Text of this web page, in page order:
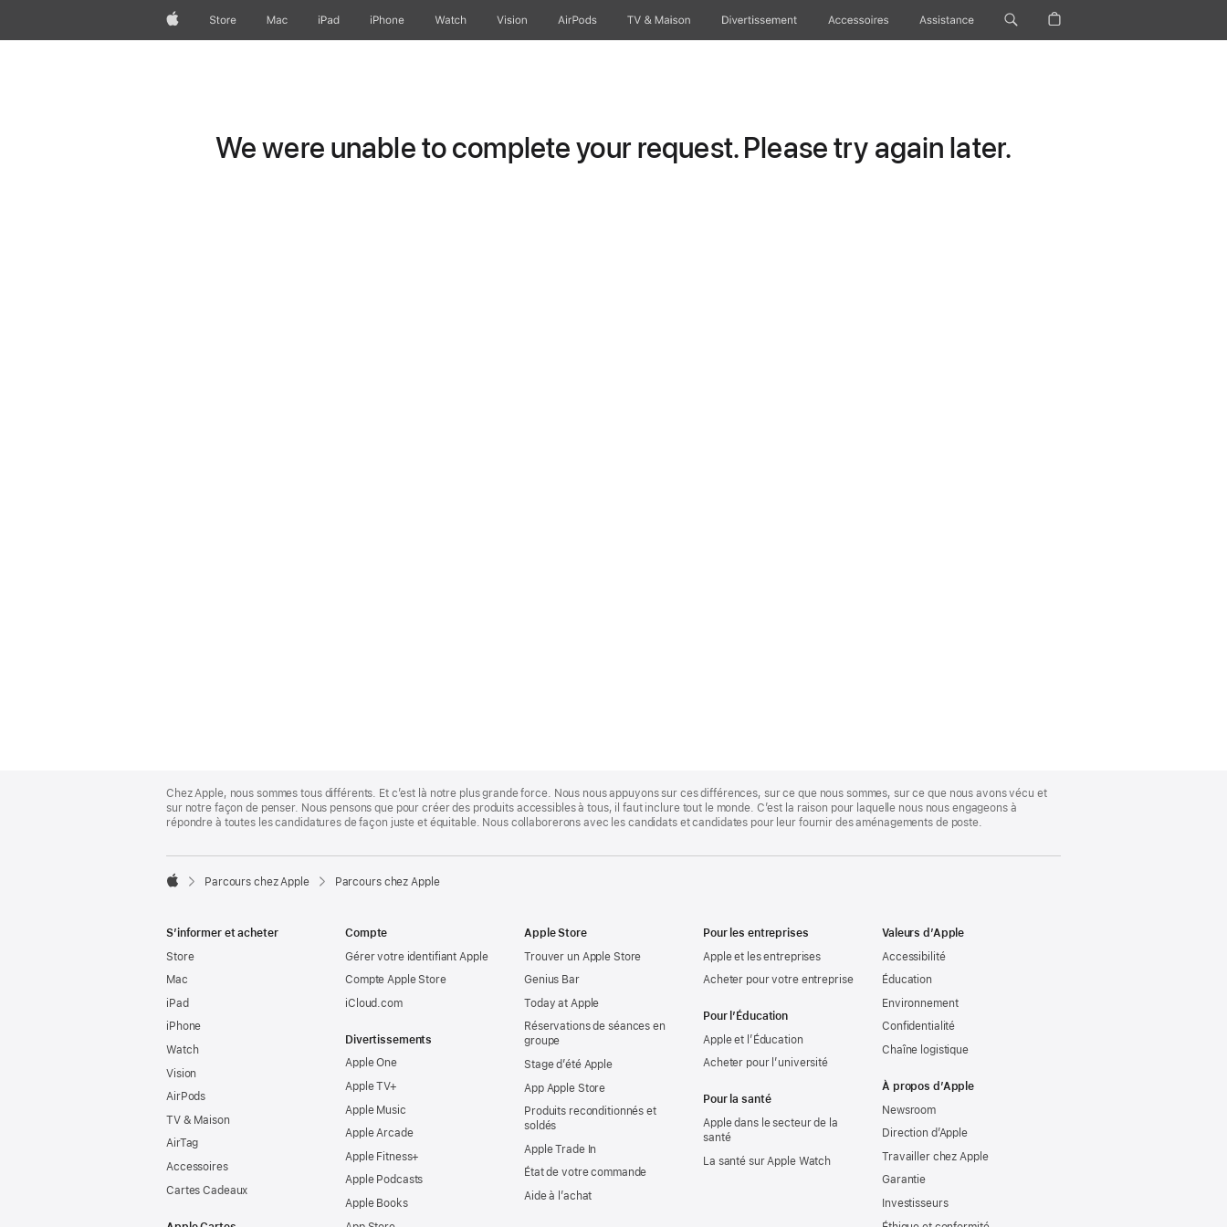
AppleStore Mac iPad iPhone Watch Vision AirPods TV & Maison Divertissements Accessoires Assistance
We were unable to complete your request. Please try again later.
Footer
Chez Apple, nous sommes tous différents. Et c’est là notre plus grande force. Nous nous appuyons sur ces différences, sur ce que nous sommes, sur ce que nous avons vécu et
sur notre façon de penser. Nous pensons que pour créer des produits accessibles à tous, il faut inclure tout le monde. C’est la raison pour laquelle nous nous engageons à
répondre à toutes les candidatures de façon juste et équitable. Nous collaborerons avec les candidats et candidates pour leur fournir des aménagements de poste.

Parcours chez Apple Parcours chez Apple
S’informer et acheter
Store
Mac
iPad
iPhone
Watch
Vision
AirPods
TV & Maison
AirTag
Accessoires
Cartes Cadeaux
Compte
Gérer votre identifiant Apple
Compte Apple Store
iCloud.com
Divertissements
Apple One
Apple TV+
Apple Music
Apple Arcade
Apple Fitness+
Apple Podcasts
Apple Books
Apple Store
Trouver un Apple Store
Genius Bar
Today at Apple
Réservations de séances en
groupe
Stage d’été Apple
App Apple Store
Produits reconditionnés et
soldés
Apple Trade In
État de votre commande
Aide à l’achat
Pour les entreprises
Apple et les entreprises
Acheter pour votre entreprise
Pour l’Éducation
Apple et l’Éducation
Acheter pour l’université
Pour la santé
Apple dans le secteur de la
santé
La santé sur Apple Watch
Valeurs d’Apple
Accessibilité
Éducation
Environnement
Confidentialité
Chaîne logistique
À propos d’Apple
Newsroom
Direction d’Apple
Travailler chez Apple
Garantie
Investisseurs